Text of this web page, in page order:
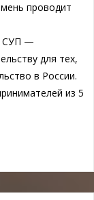
проводит
СУП —
для тех,
в России.
из 5